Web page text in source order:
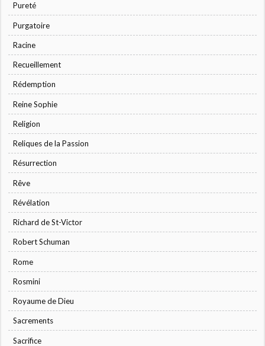
Pureté
Purgatoire
Racine
Recueillement
Rédemption
Reine Sophie
Religion
Reliques de la Passion
Résurrection
Rêve
Révélation
Richard de St-Victor
Robert Schuman
Rome
Rosmini
Royaume de Dieu
Sacrements
Sacrifice